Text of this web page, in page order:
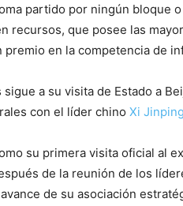
partido por ningún bloque
recursos, que posee las
en la competencia de
a su visita de Estado a
con el líder chino Xi Jinping
su primera visita oficial al
de la reunión de los
de su asociación